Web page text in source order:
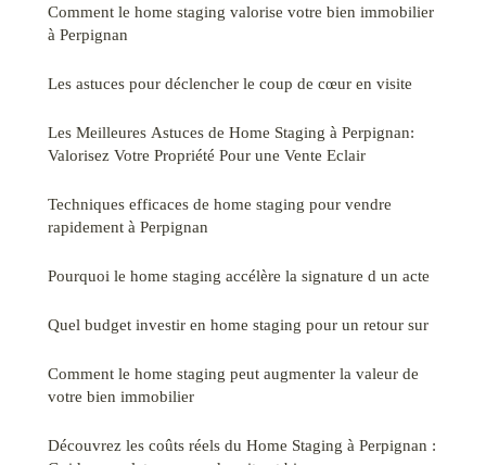
Comment le home staging valorise votre bien immobilier
à Perpignan
Les astuces pour déclencher le coup de cœur en visite
Les Meilleures Astuces de Home Staging à Perpignan:
Valorisez Votre Propriété Pour une Vente Eclair
Techniques efficaces de home staging pour vendre
rapidement à Perpignan
Pourquoi le home staging accélère la signature d un acte
Quel budget investir en home staging pour un retour sur
Comment le home staging peut augmenter la valeur de
votre bien immobilier
Découvrez les coûts réels du Home Staging à Perpignan :